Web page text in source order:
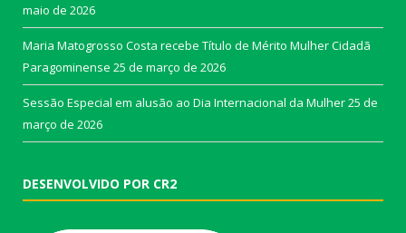
maio de 2026
Maria Matogrosso Costa recebe Título de Mérito Mulher Cidadã
Paragominense 25 de março de 2026
Sessão Especial em alusão ao Dia Internacional da Mulher25 de
março de 2026
DESENVOLVIDO POR CR2